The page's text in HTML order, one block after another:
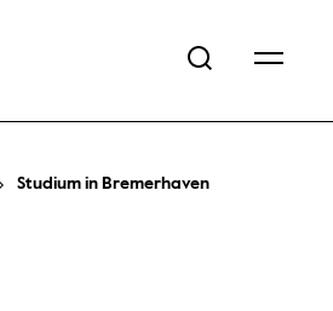
Studium in Bremerhaven